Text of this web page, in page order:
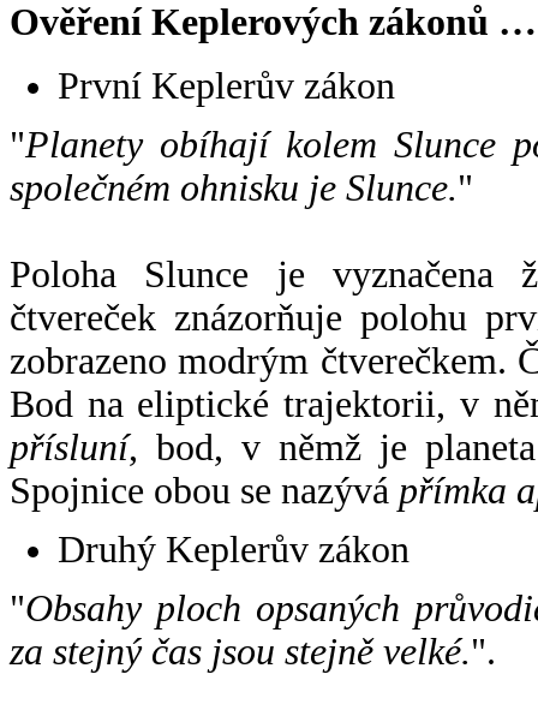
Ověření Keplerových zákonů …
První Keplerův zákon
"Planety obíhají kolem Slunce
společném ohnisku je Slunce."
Poloha Slunce je vyznačena
čtvereček znázorňuje polohu
zobrazeno modrým čtverečkem.
Bod na eliptické trajektorii, v
přísluní, bod, v němž je
Spojnice obou se nazývá přímka
Druhý Keplerův zákon
"Obsahy ploch opsaných
za stejný čas jsou stejně velké.".